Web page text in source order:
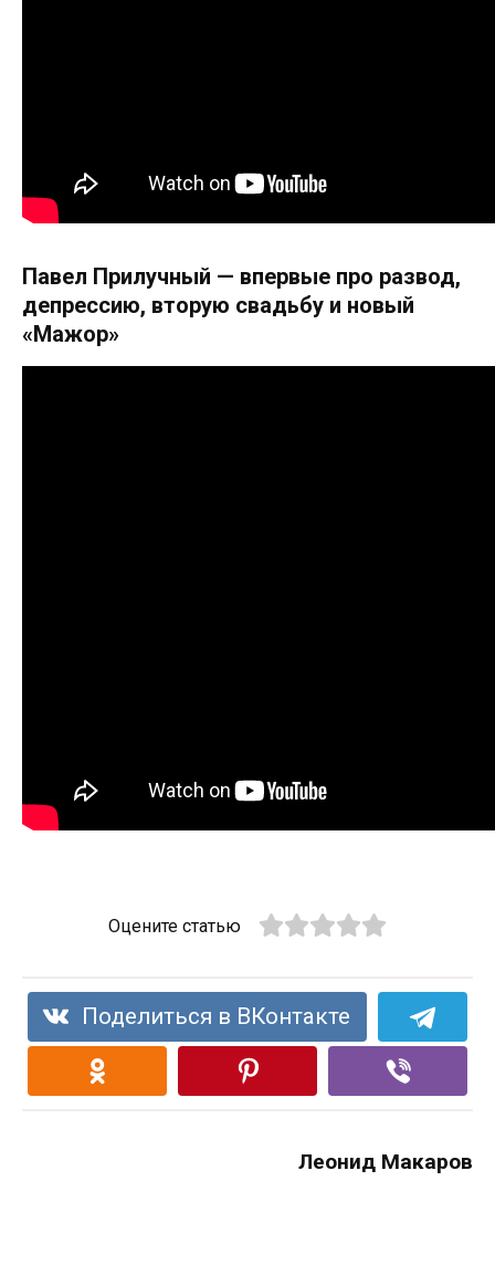
Павел Прилучный — впервые про развод,
депрессию, вторую свадьбу и новый
«Мажор»
Оцените статью
Поделиться в ВКонтакте
Леонид Макаров